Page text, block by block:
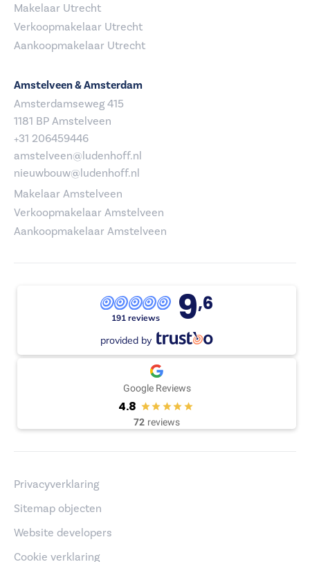
Makelaar Utrecht
Verkoopmakelaar Utrecht
Aankoopmakelaar Utrecht
Amstelveen & Amsterdam
Amsterdamseweg 415
1181 BP Amstelveen
+31 206459446
amstelveen@ludenhoff.nl
nieuwbouw@ludenhoff.nl
Makelaar Amstelveen
Verkoopmakelaar Amstelveen
Aankoopmakelaar Amstelveen
191 reviews 9,6
provided by
Google Reviews
4.8
72 reviews
Privacyverklaring
Sitemap objecten
Website developers
Cookie verklaring